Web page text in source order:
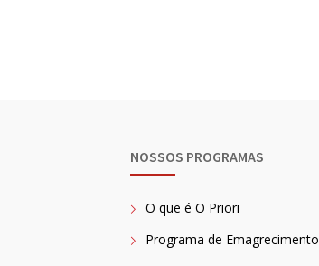
NOSSOS PROGRAMAS
O que é O Priori
Programa de Emagrecimento